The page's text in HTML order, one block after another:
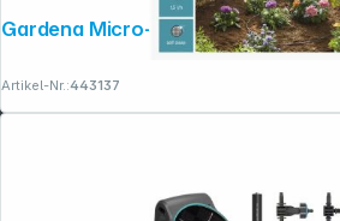
Gardena
Artikel-Nr.:443137